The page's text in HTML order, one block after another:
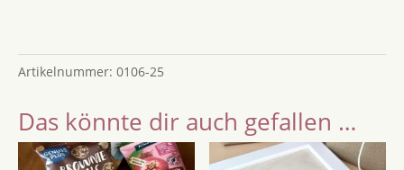
Hochzeit
oder
Geburtstag
Menge
Artikelnummer: 0106-25
Das könnte dir auch gefallen …